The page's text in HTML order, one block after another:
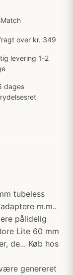
over kr. 349
levering 1-2
dages
tubeless
m.m..
pålidelig
Lite 60 mm
de... Køb hos
genereret